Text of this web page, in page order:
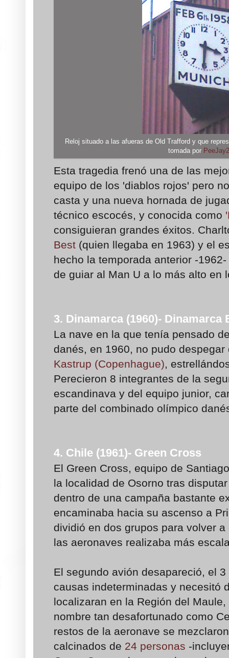
Reloj situado a las afueras de Old Trafford y que
tomada por
Esta tragedia frenó una de las
equipo de los 'diablos rojos' pero
casta y una nueva hornada de
técnico escocés, y conocida como
consiguieran grandes éxitos.
Best (quien llegaba en 1963) y el
hecho la temporada anterior -
de guiar al Man U a lo más alto en
3. Dinamarca (1960)- Dinamarca
La nave en la que tenía pensado
danés, en 1960, no pudo
Kastrup (Copenhague) ,
Perecieron 8 integrantes de la
escandinava y del equipo junior,
parte del combinado olímpico
4. Chile (1961)- Green Cross
El Green Cross, equipo de
la localidad de Osorno tras
dentro de una campaña bastante
encaminaba hacia su ascenso a
dividió en dos grupos para volver
las aeronaves realizaba más
El segundo avión desapareció, el
causas indeterminadas y necesitó
localizaran en la Región del
nombre tan desafortunado como
restos de la aeronave se
calcinados de 24 personas -